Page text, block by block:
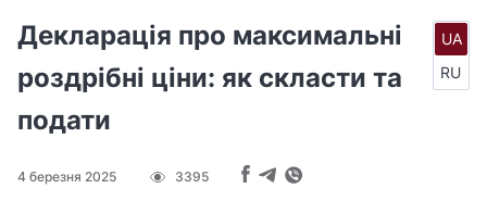
Декларація про максимальні
роздрібні ціни: як скласти та
подати
4 березня 2025 3395
UA
RU